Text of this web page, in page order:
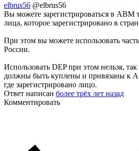
elbrus56 @elbrus56
Вы можете зарегистрироваться в ABM
лица, которое зарегистрировано в
При этом вы можете использовать
России.
Использовать DEP при этом нельзя, так
должны быть куплены и привязаны к
где зарегистрировано лицо.
Ответ написан более трёх лет назад
Комментировать